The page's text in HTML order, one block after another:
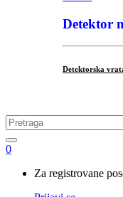
Detektor
Detektorska
Search
for:
0
Za registrovane